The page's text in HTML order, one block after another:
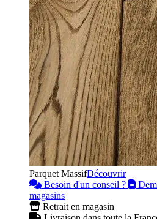
Parquet MassifDécouvrir
Besoin d'un conseil ?
magasins
Retrait en magasin